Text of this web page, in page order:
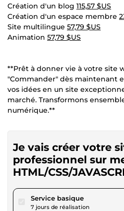
Création d'un blog 115,57 $US
Création d'un espace membre
Site multilingue 57,79 $US
Animation 57,79 $US
**Prêt à donner vie à votre site
"Commander" dès maintenant
vos idées en un site
marché. Transformons
numérique.**
Je vais créer votre
professionnel sur
HTML/CSS/
Service basiquepour 173,36
7 jours de réalisation